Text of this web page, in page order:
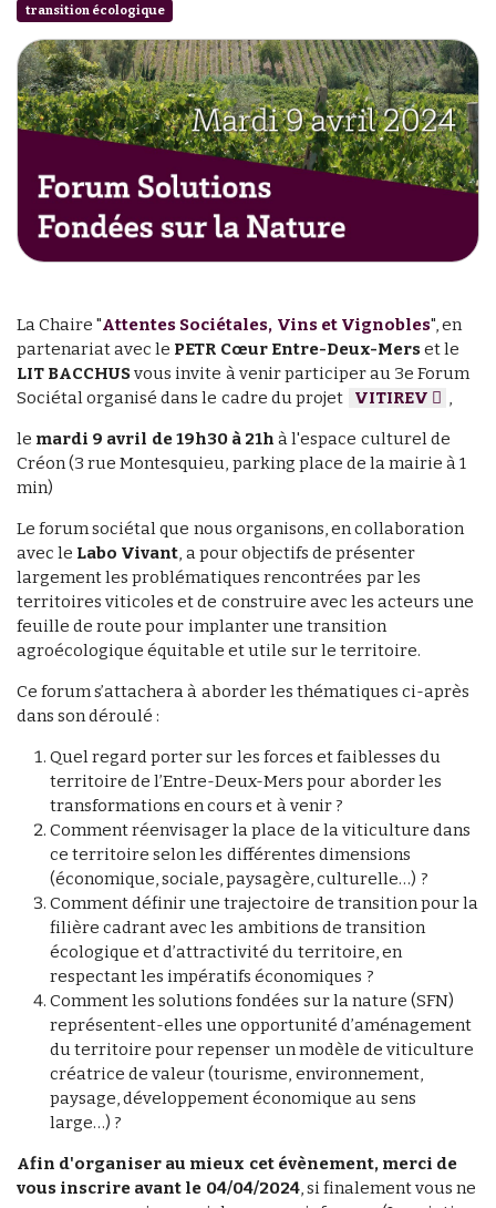
transition écologique
La Chaire "Attentes Sociétales, Vins et Vignobles", en
partenariat avec le PETR Cœur Entre-Deux-Merset le
LIT BACCHUS vous invite à venir participer au 3e Forum
Sociétal organisé dans le cadre du projet
VITIREV ,
le mardi 9 avril de 19h30 à 21h à l'espace culturel de
Créon (3 rue Montesquieu, parking place de la mairie à 1
min)
Le forum sociétal que nous organisons, en collaboration
avec le Labo Vivant, a pour objectifs de présenter
largement les problématiques rencontrées par les
territoires viticoles et de construire avec les acteurs une
feuille de route pour implanter une transition
agroécologique équitable et utile sur le territoire.
Ce forum s’attachera à aborder les thématiques ci-après
dans son déroulé :
Quel regard porter sur les forces et faiblesses du
territoire de l’Entre-Deux-Mers pour aborder les
transformations en cours et à venir ?
Comment réenvisager la place de la viticulture dans
ce territoire selon les différentes dimensions
(économique, sociale, paysagère, culturelle…) ?
Comment définir une trajectoire de transition pour la
filière cadrant avec les ambitions de transition
écologique et d’attractivité du territoire, en
respectant les impératifs économiques ?
Comment les solutions fondées sur la nature (SFN)
représentent-elles une opportunité d’aménagement
du territoire pour repenser un modèle de viticulture
créatrice de valeur (tourisme, environnement,
paysage, développement économique au sens
large…) ?
Afin d'organiser au mieux cet évènement, merci de
vous inscrire avant le 04/04/2024, si finalement vous ne